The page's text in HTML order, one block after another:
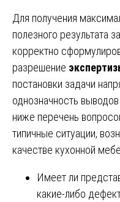
Для получения
полезного результата
корректно
разрешение
постановки задачи
однозначность
ниже перечень
типичные ситуации,
качестве кухонной
Имеет ли
какие-либо